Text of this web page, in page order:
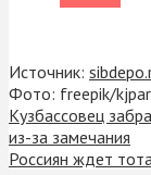
Источник:
Фото: freepik/
Кузбассовец
из-за замечания
Россиян ждет